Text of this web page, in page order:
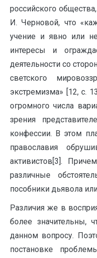
российского
И. Черновой, что
учение и явно или
интересы и
деятельности со
светского
экстремизма» [12, c.
огромного числа
зрения
конфессии. В этом
православия
активистов[3].
различные
пособники дьявола
Различия же в
более значительны,
данном вопросу.
постановке